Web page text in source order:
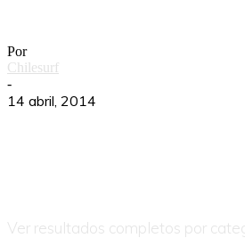
Por
Chilesurf
-
14 abril, 2014
Ver resultados completos por